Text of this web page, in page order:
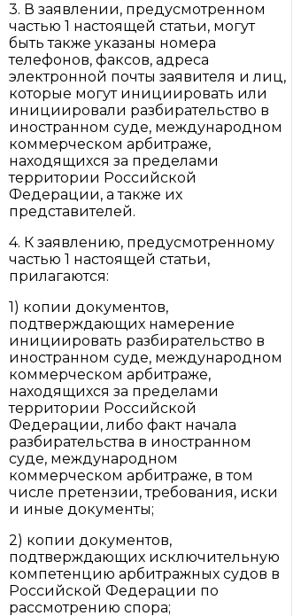
3. В заявлении, предусмотренном
частью 1 настоящей статьи, могут
быть также указаны номера
телефонов, факсов, адреса
электронной почты заявителя и лиц,
которые могут инициировать или
инициировали разбирательство в
иностранном суде, международном
коммерческом арбитраже,
находящихся за пределами
территории Российской
Федерации, а также их
представителей.
4. К заявлению, предусмотренному
частью 1 настоящей статьи,
прилагаются:
1) копии документов,
подтверждающих намерение
инициировать разбирательство в
иностранном суде, международном
коммерческом арбитраже,
находящихся за пределами
территории Российской
Федерации, либо факт начала
разбирательства в иностранном
суде, международном
коммерческом арбитраже, в том
числе претензии, требования, иски
и иные документы;
2) копии документов,
подтверждающих исключительную
компетенцию арбитражных судов в
Российской Федерации по
рассмотрению спора;